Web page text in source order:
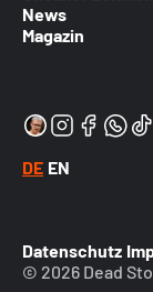
News
Magazin
DE EN
Datenschutz
© 2026 Dead